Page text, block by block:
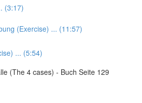
(3:17)
(Exercise) ... (11:57)
... (5:54)
(The 4 cases) - Buch Seite 129